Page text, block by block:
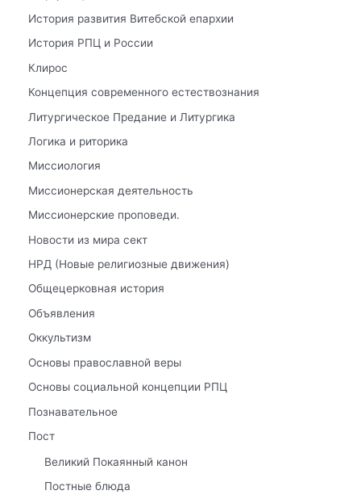
История развития Витебской епархии
История РПЦ и России
Клирос
Концепция современного естествознания
Литургическое Предание и Литургика
Логика и риторика
Миссиология
Миссионерская деятельность
Миссионерские проповеди.
Новости из мира сект
НРД (Новые религиозные движения)
Общецерковная история
Объявления
Оккультизм
Основы православной веры
Основы социальной концепции РПЦ
Познавательное
Пост
Великий Покаянный канон
Постные блюда